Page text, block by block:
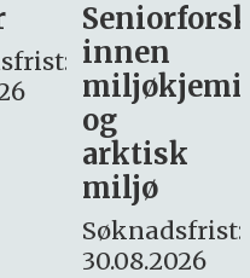
søker
– fast
Søknadsfrist:
16. august.